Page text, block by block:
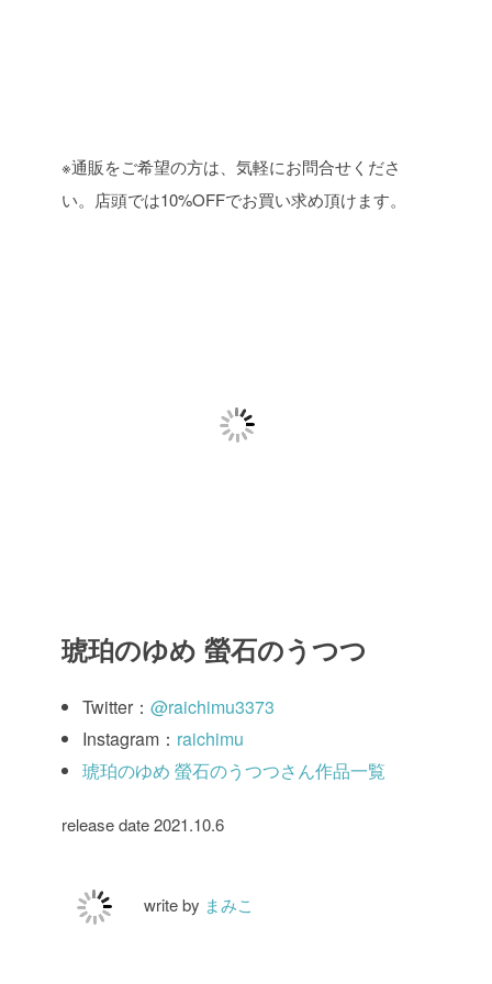
※通販をご希望の方は、気軽にお問合せくださ
い。店頭では10%OFFでお買い求め頂けます。
琥珀のゆめ 螢石のうつつ
Twitter： @raichimu3373
Instagram： raichimu
琥珀のゆめ 螢石のうつつさん作品一覧
release date 2021.10.6
write by まみこ